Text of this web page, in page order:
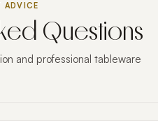
ADVICE
Questions
and professional tableware